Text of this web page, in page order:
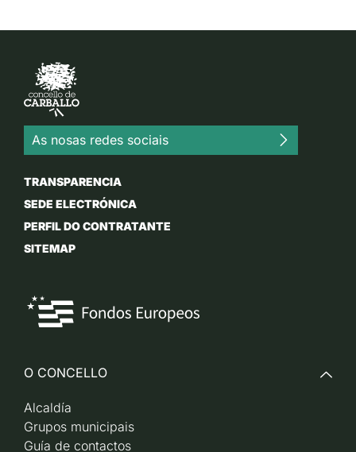
As nosas redes sociais
TRANSPARENCIA
SEDE ELECTRÓNICA
PERFIL DO CONTRATANTE
SITEMAP
O CONCELLO
Alcaldía
Grupos municipais
Guía de contactos